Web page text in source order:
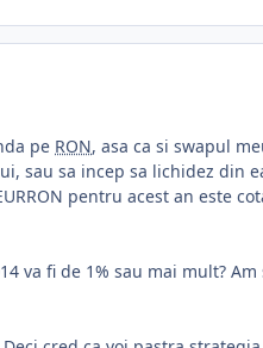
pe RON, asa ca si swapul
sau sa incep sa lichidez din
pentru acest an este
va fi de 1% sau mai mult? Am